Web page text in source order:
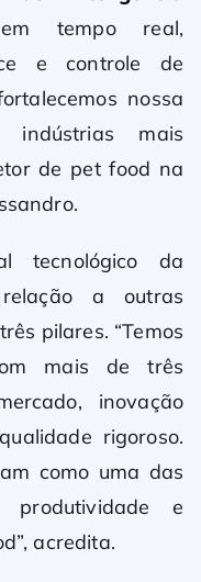
tempo real,
e controle de
nossa
mais
de pet food na
tecnológico da
a outras
pilares. “Temos
mais de três
inovação
rigoroso.
como uma das
produtividade e
acredita.